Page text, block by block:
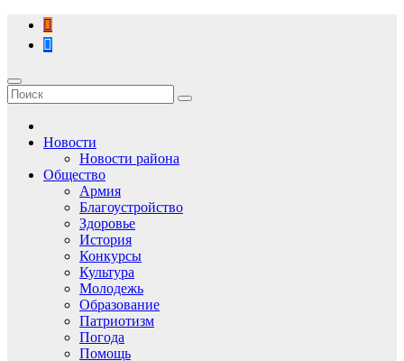
Перейти
содержимому
Новости
Новости района
Общество
Армия
Благоустройство
Здоровье
История
Конкурсы
Культура
Молодежь
Образование
Патриотизм
Погода
Помощь